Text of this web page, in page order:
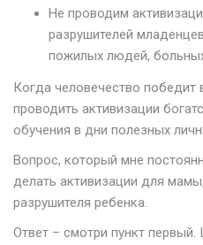
Не проводим
разрушителей
пожилых людей,
Когда человечество
проводить активизации
обучения в дни полезных
Вопрос, который мне
делать активизации для
разрушителя ребенка.
Ответ – смотри пункт первый.